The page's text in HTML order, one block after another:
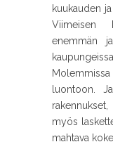
kuukauden
Viimeisen
enemmän
luontoon.
myös
mahtava